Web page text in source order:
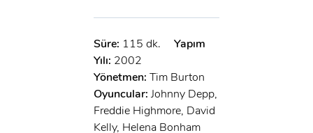
Süre: 115 dk.
Yapım
Yılı: 2002
Yönetmen: Tim Burton
Oyuncular: Johnny Depp,
Freddie Highmore, David
Kelly, Helena Bonham